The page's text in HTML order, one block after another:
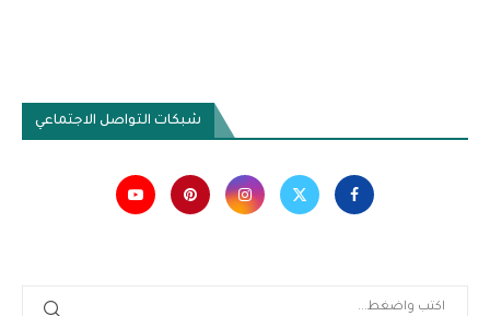
شبكات التواصل الاجتماعي